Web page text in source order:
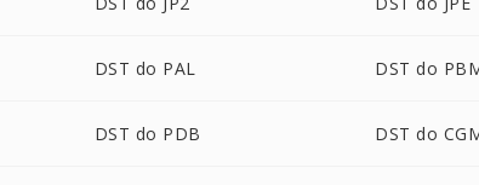
DST do PAL DST do
DST do PDB DST do